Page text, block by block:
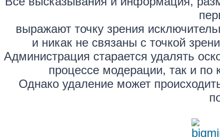
выражают точку зрения
и никак не связаны с точкой
Администрация старается удалять
процессе модерации, так и по
Однако удаление может